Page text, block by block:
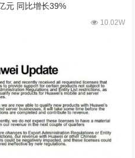
元 同比增长39%
10.02W